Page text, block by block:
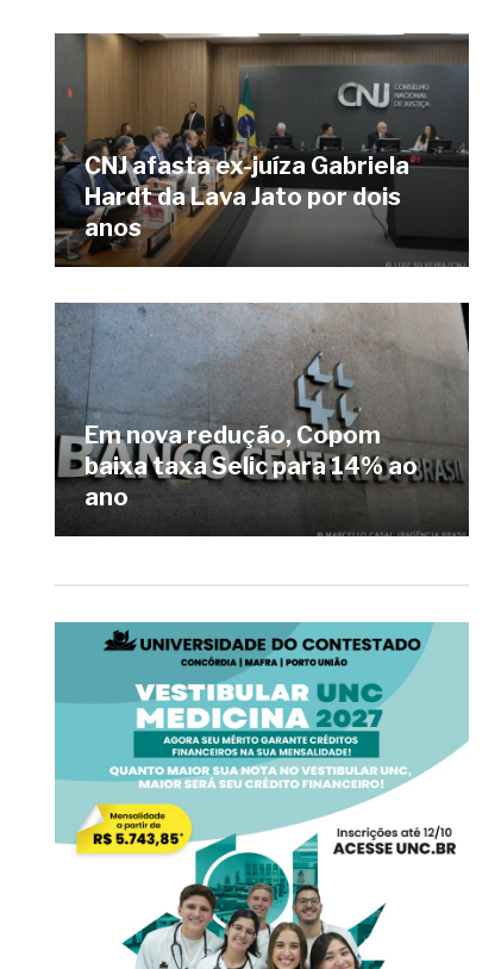
CNJ afasta ex-juíza Gabriela
Hardt da Lava Jato por dois
anos
Em nova redução, Copom
baixa taxa Selic para 14% ao
ano